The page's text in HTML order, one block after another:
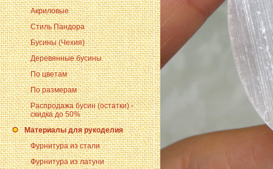
Акриловые
Стиль Пандора
Бусины (Чехия)
Деревянные бусины
По цветам
По размерам
Распродажа бусин (остатки) -
скидка до 50%
Материалы для рукоделия
Фурнитура из стали
Фурнитура из латуни